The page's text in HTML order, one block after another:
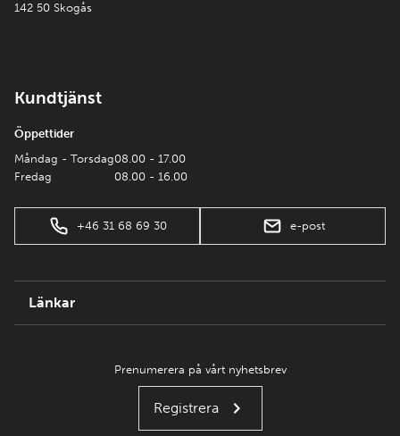
142 50 Skogås
Kundtjänst
Öppettider
Måndag - Torsdag
Fredag
08.00 - 17.00
08.00 - 16.00
+46 31 68 69 30 e-post
Länkar
Prenumerera på vårt nyhetsbrev
Registrera